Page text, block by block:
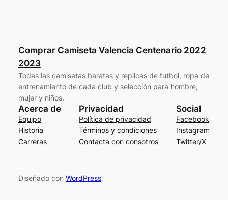
Comprar Camiseta Valencia Centenario 2022
2023
Todas las camisetas baratas y replicas de futbol, ropa de
entrenamiento de cada club y selección para hombre,
mujer y niños.
Acerca de
Equipo
Historia
Carreras
Privacidad
Política de privacidad
Términos y condiciones
Contacta con consotros
Social
Facebook
Instagram
Twitter/X
Diseñado con WordPress